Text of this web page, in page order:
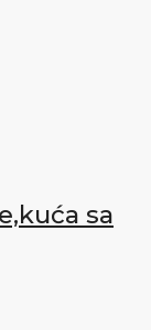
sa